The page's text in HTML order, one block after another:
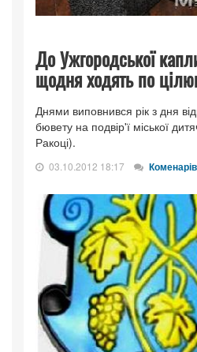
До Ужгородської
щодня ходять по
Днями виповнився рік з дня
бювету на подвір'ї міської
Ракоці).
03.10.2012 18:17